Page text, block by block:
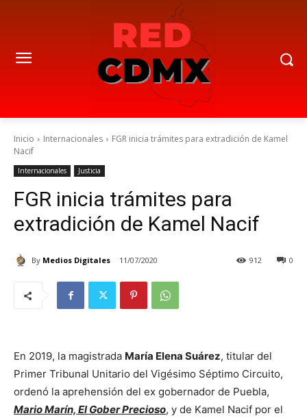
Inicio Internacionales
FGR inicia trámites para extradición de Kamel
Nacif
Internacionales Justicia
FGR inicia trámites para
extradición de Kamel Nacif
By Medios Digitales 11/07/2020 0
912
En 2019, la magistrada María Elena Suárez, titular del
Primer Tribunal Unitario del Vigésimo Séptimo Circuito,
ordenó la aprehensión del ex gobernador de Puebla,
Mario Marín, El Gober Precioso, y de Kamel Nacif por el